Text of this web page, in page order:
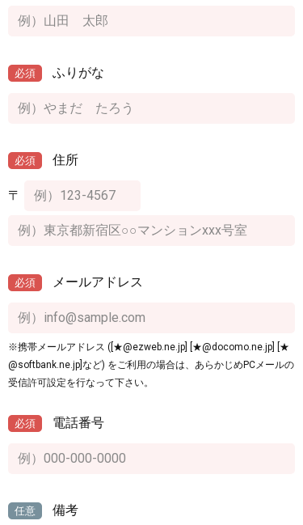
必須 ふりがな
必須 住所
〒
必須 メールアドレス
※携帯メールアドレス ([★@ezweb.ne.jp] [★@docomo.ne.jp] [★
@softbank.ne.jp]など) をご利用の場合は、あらかじめPCメールの
受信許可設定を行なって下さい。
必須 電話番号
任意
備考